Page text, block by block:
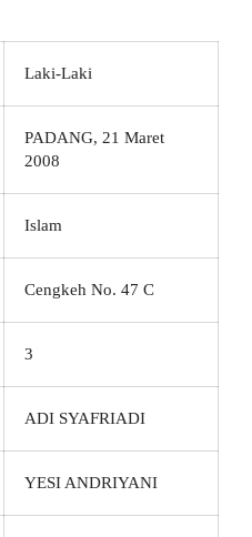
Laki-Laki
PADANG, 21 Maret
2008
Islam
Cengkeh No. 47 C
3
ADI SYAFRIADI
YESI ANDRIYANI